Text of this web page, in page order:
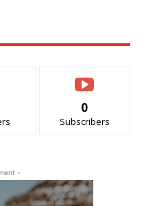
0
Subscribers
-